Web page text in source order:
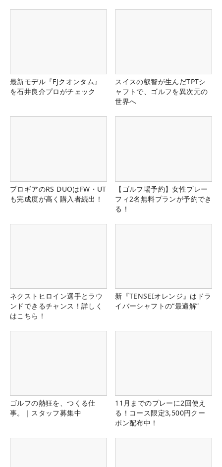
最新モデル『FJクオンタム』
を石井良介プロがチェック
スイスの叡智が生んだTPTシ
ャフトで、ゴルフを異次元の
世界へ
プロギアのRS DUOはFW・UT
も完成度が高く購入者続出！
【ゴルフ場予約】女性プレー
フィ2名無料プランが予約でき
る！
ネクストヒロイン選手とラウ
ンドできるチャンス！詳しく
はこちら！
新『TENSEIオレンジ』はドラ
イバーシャフトの“最適解”
ゴルフの熱狂を、つくる仕
事。｜スタッフ募集中
11月までのプレーに2回使え
る！コース限定3,500円クー
ポン配布中！